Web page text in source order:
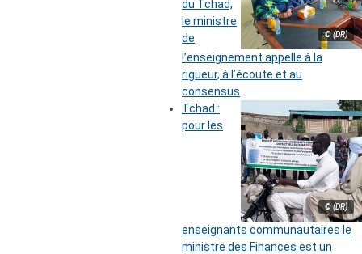
© (DR)
du Tchad,
le ministre
de
l’enseignement appelle à la
rigueur, à l’écoute et au
consensus
© (DR)
Tchad :
pour les
enseignants communautaires le
ministre des Finances est un